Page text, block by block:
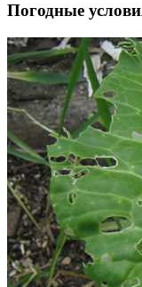
Погодные